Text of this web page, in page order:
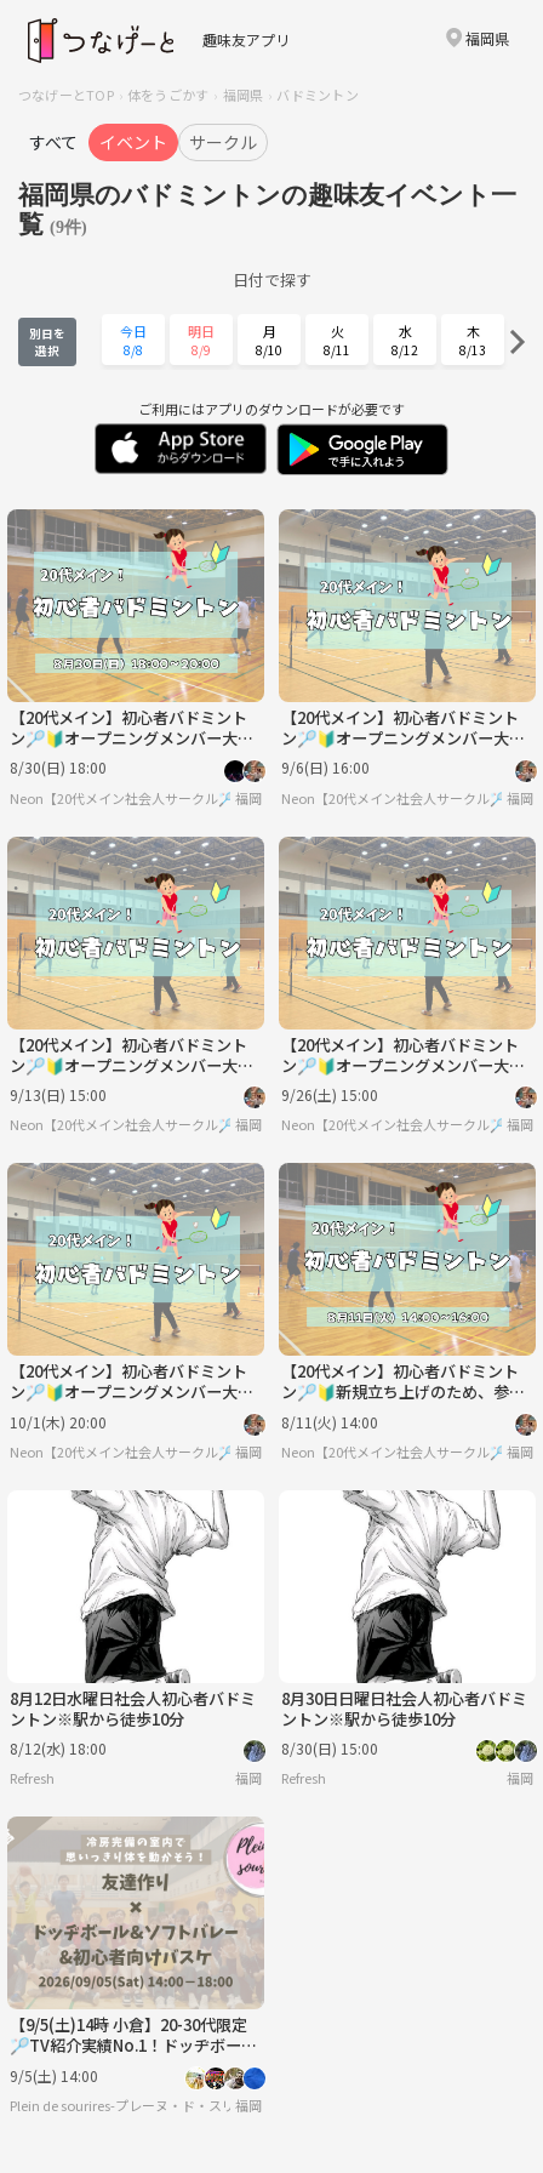
趣味友アプリ 福岡県
つなげーとTOP 体をうごかす 福岡県 バドミントン
すべて イベント サークル
福岡県のバドミントンの趣味友イベント一
覧 (9件)
日付で探す
別日を
選択
今日
8/8
明日
8/9
月
8/10
火
8/11
水
8/12
木
8/13
8/14 8/15 8/16 8/17 8/18
木
8/20
金
8/21
日
8/23
月
8/24
8/26 8/27 8/28 8/29 8/30 8/31
火
9/1
水
9/2
木
9/3
金
9/4
土
9/5
日
9/6
ご利用にはアプリのダウンロードが必要です
【20代メイン】初心者バドミント
ン🏸🔰オープニングメンバー大募
集中✨
8/30(日) 18:00
Neon【20代メイン社会人サークル🏸】福岡
【20代メイン】初心者バドミント
ン🏸🔰オープニングメンバー大募
集中✨
9/6(日) 16:00
Neon【20代メイン社会人サークル🏸】福岡
【20代メイン】初心者バドミント
ン🏸🔰オープニングメンバー大募
集中✨
9/13(日) 15:00
Neon【20代メイン社会人サークル🏸】福岡
【20代メイン】初心者バドミント
ン🏸🔰オープニングメンバー大募
集中✨
9/26(土) 15:00
Neon【20代メイン社会人サークル🏸】福岡
【20代メイン】初心者バドミント
ン🏸🔰オープニングメンバー大募
集中✨
10/1(木) 20:00
Neon【20代メイン社会人サークル🏸】福岡
【20代メイン】初心者バドミント
ン🏸🔰新規立ち上げのため、参加
者大募集中！
8/11(火) 14:00
Neon【20代メイン社会人サークル🏸】福岡
8月12日水曜日社会人初心者バドミ
ントン※駅から徒歩10分
8/12(水) 18:00
Refresh 福岡
8月30日日曜日社会人初心者バドミ
ントン※駅から徒歩10分
8/30(日) 15:00
Refresh 福岡
【9/5(土)14時 小倉】20-30代限定
🏸TV紹介実績No.1！ドッヂボール
&ソフトバレー&バスケ/満席続出！
9/5(土) 14:00
Plein de sourires-プレーヌ・ド・スリール-【20代/30代の社会人友達作りサークル】
福岡